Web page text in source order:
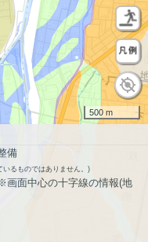
500 m
備
いるものではありません。)
画面中心の十字線の情報(地